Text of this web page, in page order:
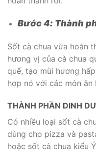
Bước 4: Thành
Sốt cà chua vừa hoàn
hương vị của cà chua
quế, tạo mùi hương
hợp nó với các món ăn
THÀNH PHẦN DINH
Có nhiều loại sốt cà
dùng cho pizza và
hoặc sốt cà chua kiểu